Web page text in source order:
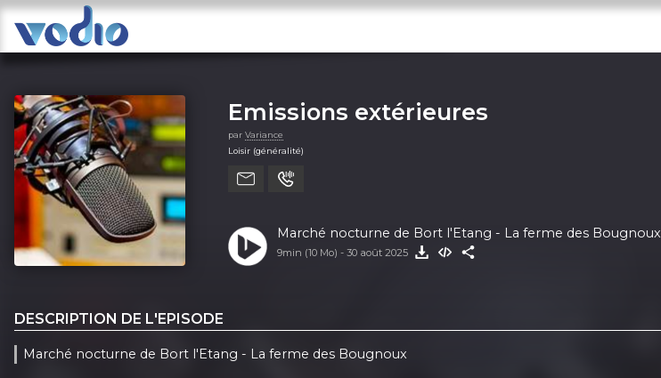
Emissions extérieures
par Variance
Loisir (généralité)
Marché nocturne de Bort l'Etang - La ferme des Bougnoux
9min (10 Mo) - 30 août 2025
DESCRIPTION DE L'EPISODE
Marché nocturne de Bort l'Etang - La ferme des Bougnoux